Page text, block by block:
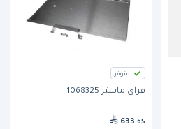
متوفر
فراي ماستر 1068325
633 .65